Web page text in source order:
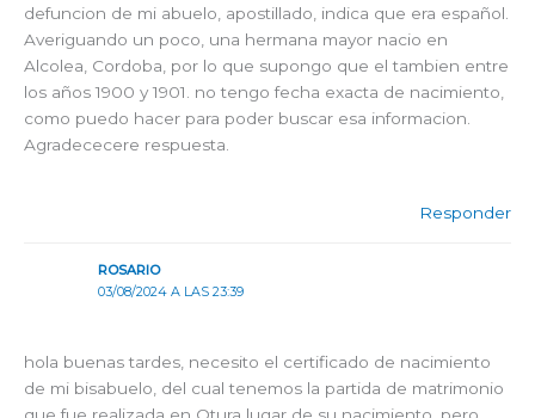
defuncion de mi abuelo, apostillado, indica que era español.
Averiguando un poco, una hermana mayor nacio en
Alcolea, Cordoba, por lo que supongo que el tambien entre
los años 1900 y 1901. no tengo fecha exacta de nacimiento,
como puedo hacer para poder buscar esa informacion.
Agradececere respuesta.
Responder
ROSARIO
03/08/2024 A LAS 23:39
hola buenas tardes, necesito el certificado de nacimiento
de mi bisabuelo, del cual tenemos la partida de matrimonio
que fue realizada en Otura lugar de su nacimiento, pero